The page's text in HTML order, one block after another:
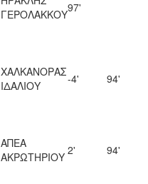
ΓΕΡΟΛΑΚΚΟΥ97'
ΧΑΛΚΑΝΟΡΑΣ
ΙΔΑΛΙΟΥ
-4' 94'
ΑΠΕΑ
ΑΚΡΩΤΗΡΙΟΥ 2' 94'